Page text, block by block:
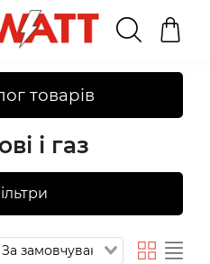
товарів
і газ